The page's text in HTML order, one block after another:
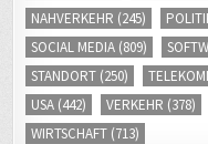
NAHVERKEHR (245)
SOCIAL MEDIA (809)
STANDORT (250)
USA (442) VERKEHR (378)
WIRTSCHAFT (713)